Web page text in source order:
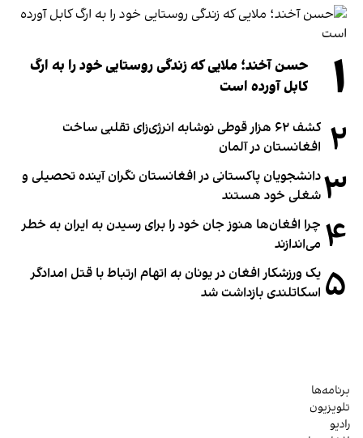
۱
حسن آخند؛ ملایی که زندگی روستایی خود را به ارگ
کابل آورده است
۲
کشف ۶۲ هزار قوطی نوشابه انرژی‌زای تقلبی ساخت
افغانستان در آلمان
۳دانشجویان پاکستانی در افغانستان نگران آینده تحصیلی و
شغلی خود هستند
۴ چرا افغان‌ها هنوز جان خود را برای رسیدن به ایران به خطر
می‌اندازند
۵ یک ورزشکار افغان در یونان به اتهام ارتباط با قتل امدادگر
اسکاتلندی بازداشت شد
برنامه‌ها
تلویزیون
رادیو